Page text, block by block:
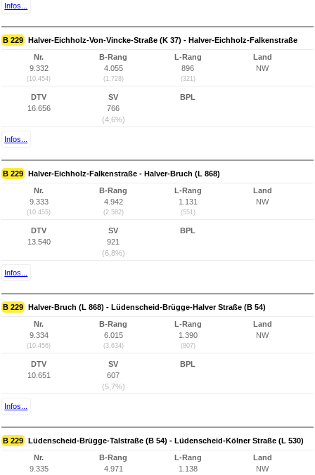
Infos...
B 229 Halver-Eichholz-Von-Vincke-Straße (K 37) - Halver-Eichholz-Falkenstraße
Nr.
9.332
(10.454)
B-Rang
4.055
(1.728)
L-Rang
896
(321)
Land
NW
DTV
16.656
SV
766
(4,6%)
BPL
Infos...
B 229 Halver-Eichholz-Falkenstraße - Halver-Bruch (L 868)
Nr.
9.333
(10.455)
B-Rang
4.942
(2.582)
L-Rang
1.131
(551)
Land
NW
DTV
13.540
SV
921
(6,8%)
BPL
Infos...
B 229 Halver-Bruch (L 868) - Lüdenscheid-Brügge-Halver Straße (B 54)
Nr.
9.334
(10.456)
B-Rang
6.015
(3.634)
L-Rang
1.390
(807)
Land
NW
DTV
10.651
SV
607
(5,7%)
BPL
Infos...
B 229 Lüdenscheid-Brügge-Talstraße (B 54) - Lüdenscheid-Kölner Straße (L 530)
Nr.
9.335
B-Rang
4.971
L-Rang
1.138
Land
NW